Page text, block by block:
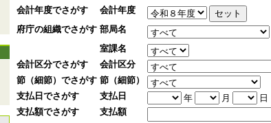
会計年度でさがす
会計年度
府庁の組織でさがす 部局名
室課名
会計区分でさがす
会計区分
節（細節）でさがす 節（細節）
支払日でさがす
支払日 年 月 日
支払額でさがす
支払額